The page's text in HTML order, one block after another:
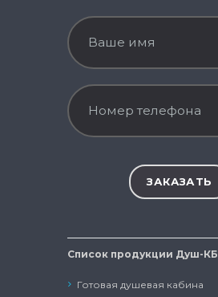
Список продукции Душ-КБ
Готовая душевая кабина